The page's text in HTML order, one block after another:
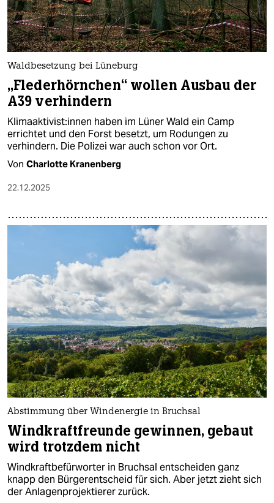
Waldbesetzung bei Lüneburg
„Flederhörnchen“ wollen Ausbau der
A39 verhindern
Klimaa­kti­vis­t:in­nen haben im Lüner Wald ein Camp
errichtet und den Forst besetzt, um Rodungen zu
verhindern. Die Polizei war auch schon vor Ort.
Von Charlotte Kranenberg
22.12.2025
Abstimmung über Windenergie in Bruchsal
Windkraftfreunde gewinnen, gebaut
wird trotzdem nicht
Windkraftbefürworter in Bruchsal entscheiden ganz
knapp den Bürgerentscheid für sich. Aber jetzt zieht sich
der Anlagenprojektierer zurück.